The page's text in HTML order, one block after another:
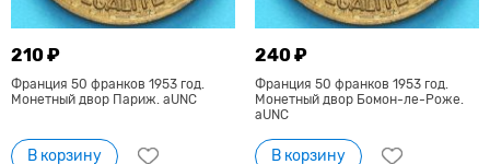
210 ₽
Франция 50 франков 1953 год.
Монетный двор Париж. aUNC
В корзину
240 ₽
Франция 50 франков 1953 год.
Монетный двор Бомон-ле-Роже.
aUNC
В корзину